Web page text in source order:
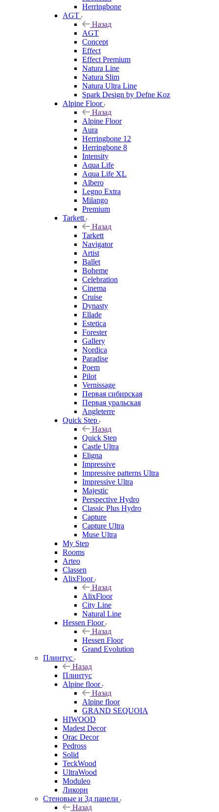
Herringbone
AGT
Назад
AGT
Concept
Effect
Effect Premium
Natura Line
Natura Slim
Natura Ultra Line
Spark Design by Defne Koz
Alpine Floor
Назад
Alpine Floor
Aura
Herringbone 12
Herringbone 8
Intensity
Aqua Life
Aqua Life XL
Albero
Legno Extra
Milango
Premium
Tarkett
Назад
Tarkett
Navigator
Artist
Ballet
Boheme
Celebration
Cinema
Cruise
Dynasty
Ellade
Estetica
Forester
Gallery
Nordica
Paradise
Poem
Pilot
Vernissage
Первая сибирская
Первая уральская
Angleterre
Quick Step
Назад
Quick Step
Castle Ultra
Eligna
Impressive
Impressive patterns Ultra
Impressive Ultra
Majestic
Perspective Hydro
Classic Plus Hydro
Capture
Capture Ultra
Muse Ultra
My Step
Rooms
Arteo
Classen
AlixFloor
Назад
AlixFloor
City Line
Natural Line
Hessen Floor
Назад
Hessen Floor
Grand Evolution
Плинтус
Назад
Плинтус
Alpine floor
Назад
Alpine floor
GRAND SEQUOIA
HIWOOD
Madest Decor
Orac Decor
Pedross
Solid
TeckWood
UltraWood
Moduleo
Ликорн
Стеновые и 3д панели
Назад